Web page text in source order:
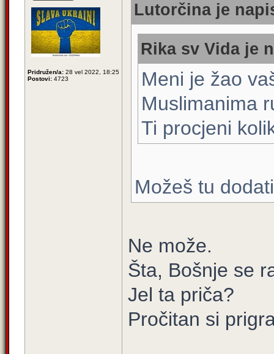
Pridružen/a: 28 vel 2022, 18:25
Postovi: 4723
Lutorčina je
Rika sv Vida je
Meni je žao
Muslimanima
Ti procjeni
Možeš tu
Ne može.
Šta, Bošnje se
Jel ta priča?
Pročitan si